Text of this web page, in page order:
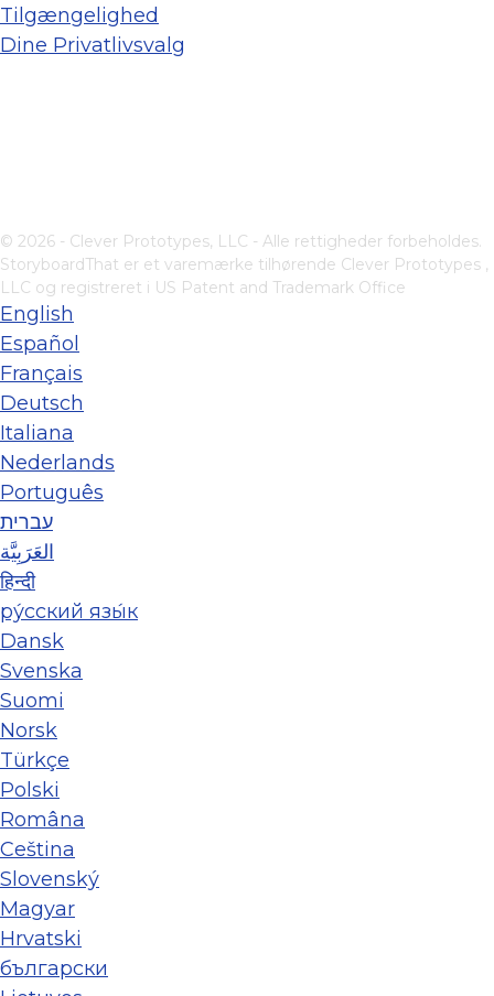
Tilgængelighed
Dine Privatlivsvalg
© 2026 - Clever Prototypes, LLC - Alle rettigheder forbeholdes.
StoryboardThat er et varemærke tilhørende Clever Prototypes ,
LLC og registreret i US Patent and Trademark Office
English
Español
Français
Deutsch
Italiana
Nederlands
Português
עברית
العَرَبِيَّة
हिन्दी
ру́сский язы́к
Dansk
Svenska
Suomi
Norsk
Türkçe
Polski
Româna
Ceština
Slovenský
Magyar
Hrvatski
български